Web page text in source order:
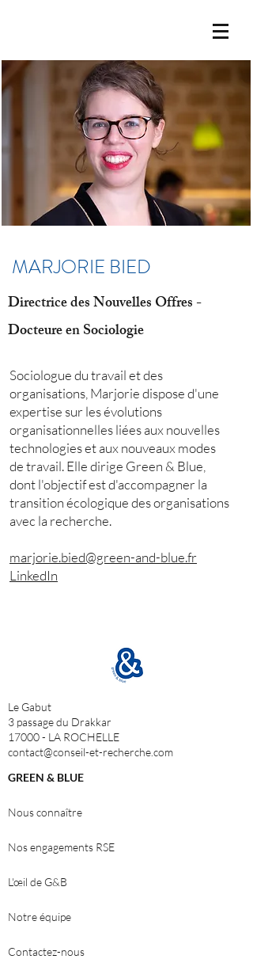
MARJORIE BIED
Directrice des Nouvelles Offres -
Docteure en Sociologie
Sociologue du travail et des
organisations, Marjorie dispose d'une
expertise sur les évolutions
organisationnelles liées aux nouvelles
technologies et aux nouveaux modes
de travail. Elle dirige Green & Blue,
dont l'objectif est d'accompagner la
transition écologique des organisations
avec la recherche.
marjorie.bied@green-and-blue.fr
LinkedIn
Le Gabut
3 passage du Drakkar
17000 - LA ROCHELLE
contact@conseil-et-recherche.com
GREEN & BLUE
Nous connaître
Nos engagements RSE
L'œil de G&B
Notre équipe
Contactez-nous